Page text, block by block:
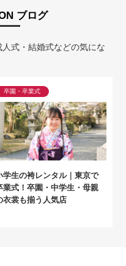
ブログ
式・結婚式などの気にな
卒園・卒業式
学生の袴レンタル｜東京で
業式！卒園・中学生・母親
衣裳も揃う人気店